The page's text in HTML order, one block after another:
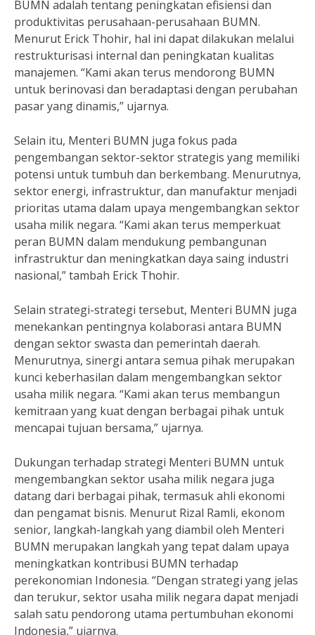
BUMN adalah tentang peningkatan efisiensi dan
produktivitas perusahaan-perusahaan BUMN.
Menurut Erick Thohir, hal ini dapat dilakukan melalui
restrukturisasi internal dan peningkatan kualitas
manajemen. “Kami akan terus mendorong BUMN
untuk berinovasi dan beradaptasi dengan perubahan
pasar yang dinamis,” ujarnya.
Selain itu, Menteri BUMN juga fokus pada
pengembangan sektor-sektor strategis yang memiliki
potensi untuk tumbuh dan berkembang. Menurutnya,
sektor energi, infrastruktur, dan manufaktur menjadi
prioritas utama dalam upaya mengembangkan sektor
usaha milik negara. “Kami akan terus memperkuat
peran BUMN dalam mendukung pembangunan
infrastruktur dan meningkatkan daya saing industri
nasional,” tambah Erick Thohir.
Selain strategi-strategi tersebut, Menteri BUMN juga
menekankan pentingnya kolaborasi antara BUMN
dengan sektor swasta dan pemerintah daerah.
Menurutnya, sinergi antara semua pihak merupakan
kunci keberhasilan dalam mengembangkan sektor
usaha milik negara. “Kami akan terus membangun
kemitraan yang kuat dengan berbagai pihak untuk
mencapai tujuan bersama,” ujarnya.
Dukungan terhadap strategi Menteri BUMN untuk
mengembangkan sektor usaha milik negara juga
datang dari berbagai pihak, termasuk ahli ekonomi
dan pengamat bisnis. Menurut Rizal Ramli, ekonom
senior, langkah-langkah yang diambil oleh Menteri
BUMN merupakan langkah yang tepat dalam upaya
meningkatkan kontribusi BUMN terhadap
perekonomian Indonesia. “Dengan strategi yang jelas
dan terukur, sektor usaha milik negara dapat menjadi
salah satu pendorong utama pertumbuhan ekonomi
Indonesia,” ujarnya.